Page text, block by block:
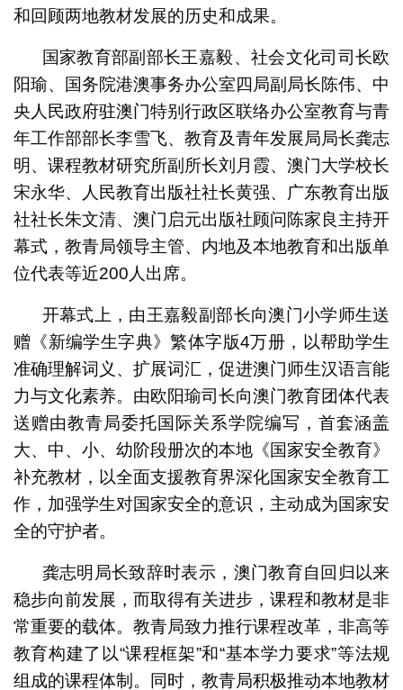
和回顾两地教材发展的历史和成果。
国家教育部副部长王嘉毅、社会文化司司长欧
阳瑜、国务院港澳事务办公室四局副局长陈伟、中
央人民政府驻澳门特别行政区联络办公室教育与青
年工作部部长李雪飞、教育及青年发展局局长龚志
明、课程教材研究所副所长刘月霞、澳门大学校长
宋永华、人民教育出版社社长黄强、广东教育出版
社社长朱文清、澳门启元出版社顾问陈家良主持开
幕式，教青局领导主管、内地及本地教育和出版单
位代表等近200人出席。
开幕式上，由王嘉毅副部长向澳门小学师生送
赠《新编学生字典》繁体字版4万册，以帮助学生
准确理解词义、扩展词汇，促进澳门师生汉语言能
力与文化素养。由欧阳瑜司长向澳门教育团体代表
送赠由教青局委托国际关系学院编写，首套涵盖
大、中、小、幼阶段册次的本地《国家安全教育》
补充教材，以全面支援教育界深化国家安全教育工
作，加强学生对国家安全的意识，主动成为国家安
全的守护者。
龚志明局长致辞时表示，澳门教育自回归以来
稳步向前发展，而取得有关进步，课程和教材是非
常重要的载体。教青局致力推行课程改革，非高等
教育构建了以“课程框架”和“基本学力要求”等法规
组成的课程体制。同时，教青局积极推动本地教材